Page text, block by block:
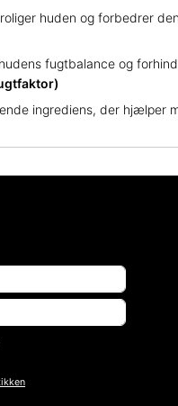
huden og forbedrer
fugtbalance og
ingrediens, der hjælper